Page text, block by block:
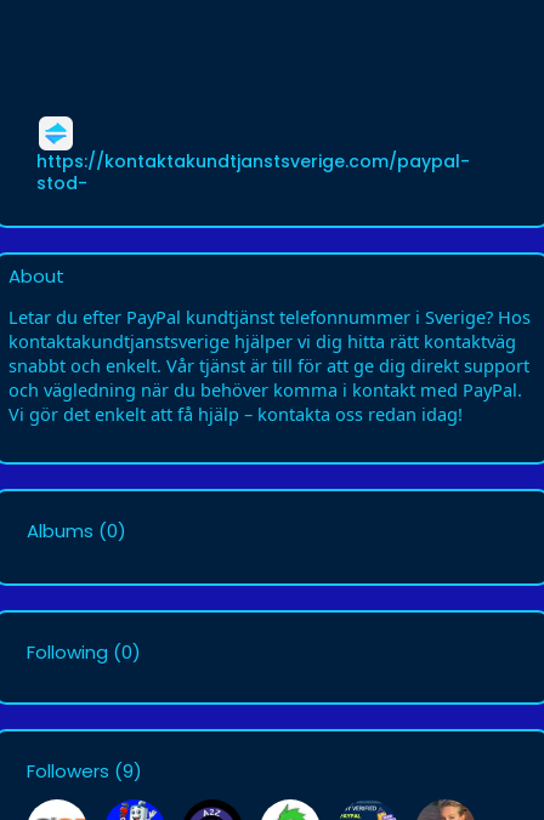
https://kontaktakundtjanstsverige.com/paypal-
stod-
About
Letar du efter PayPal kundtjänst telefonnummer i Sverige? Hos
kontaktakundtjanstsverige hjälper vi dig hitta rätt kontaktväg
snabbt och enkelt. Vår tjänst är till för att ge dig direkt support
och vägledning när du behöver komma i kontakt med PayPal.
Vi gör det enkelt att få hjälp – kontakta oss redan idag!
Albums (0)
Following (0)
Followers (9)